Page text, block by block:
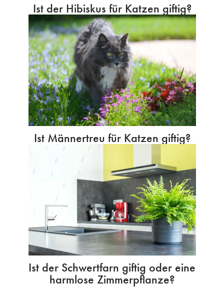
Ist der Hibiskus für Katzen giftig?
Ist Männertreu für Katzen giftig?
Ist der Schwertfarn giftig oder eine
harmlose Zimmerpflanze?